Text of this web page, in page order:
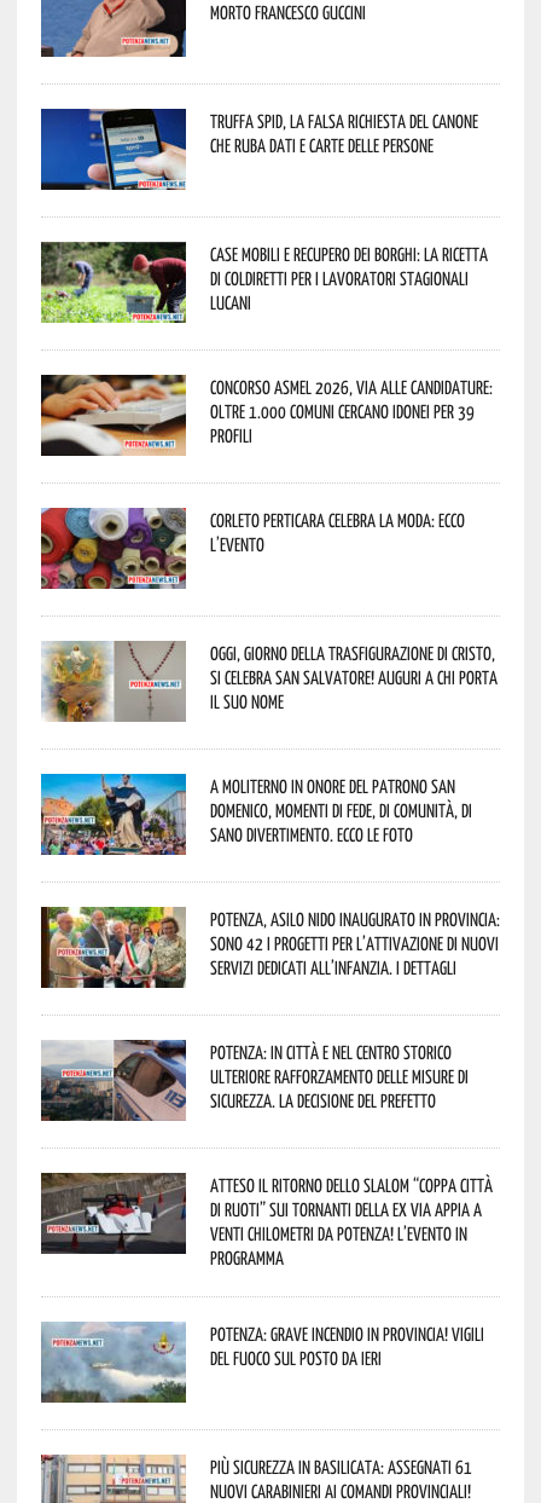
morto Francesco Guccini
Truffa Spid, la falsa richiesta del canone
che ruba dati e carte delle persone
Case mobili e recupero dei borghi: la ricetta
di Coldiretti per i lavoratori stagionali
lucani
Concorso Asmel 2026, via alle candidature:
oltre 1.000 Comuni cercano idonei per 39
profili
Corleto Perticara celebra la moda: ecco
l’evento
Oggi, giorno della Trasfigurazione di Cristo,
si celebra San Salvatore! Auguri a chi porta
il suo nome
A Moliterno in onore del Patrono San
Domenico, momenti di fede, di comunità, di
sano divertimento. Ecco le foto
Potenza, asilo nido inaugurato in provincia:
sono 42 i progetti per l’attivazione di nuovi
servizi dedicati all’infanzia. I dettagli
Potenza: in città e nel centro storico
ulteriore rafforzamento delle misure di
sicurezza. La decisione del Prefetto
Atteso il ritorno dello slalom “Coppa Città
di Ruoti” sui tornanti della ex via Appia a
venti chilometri da Potenza! L’evento in
programma
Potenza: grave incendio in Provincia! Vigili
del fuoco sul posto da ieri
Più sicurezza in Basilicata: assegnati 61
nuovi Carabinieri ai Comandi provinciali!